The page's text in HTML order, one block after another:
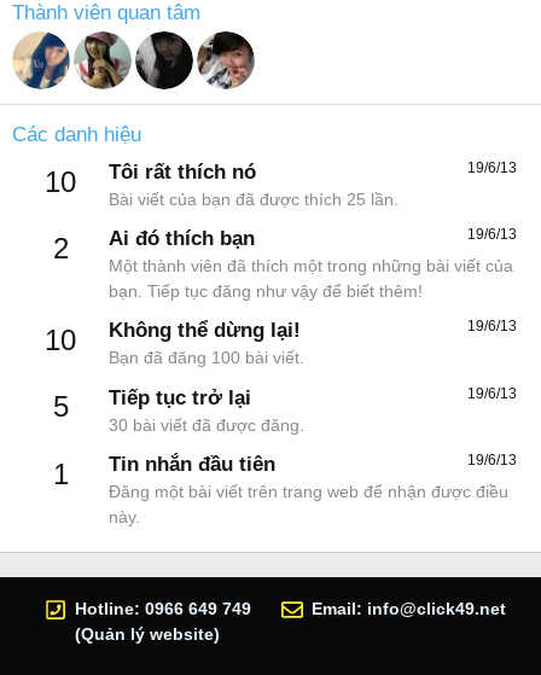
Thành viên quan tâm
Các danh hiệu
10 19/6/13
Tôi rất thích nó
Bài viết của bạn đã được thích 25 lần.
2 19/6/13
Ai đó thích bạn
Một thành viên đã thích một trong những bài viết của
bạn. Tiếp tục đăng như vậy để biết thêm!
10 19/6/13
Không thể dừng lại!
Bạn đã đăng 100 bài viết.
5 19/6/13
Tiếp tục trở lại
30 bài viết đã được đăng.
1 19/6/13
Tin nhắn đầu tiên
Đăng một bài viết trên trang web để nhận được điều
này.
Hotline: 0966 649 749
(Quản lý website)
Email: info@click49.net